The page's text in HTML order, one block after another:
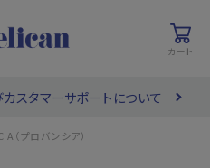
カート
スタマーサポートについて
（プロバンシア）